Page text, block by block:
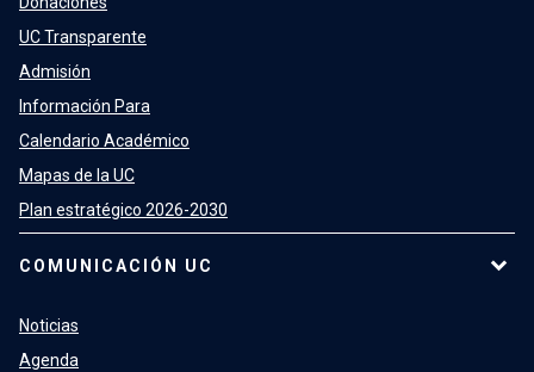
UC Transparente
Admisión
Información Para
Calendario Académico
Mapas de la UC
Plan estratégico 2026-2030
COMUNICACIÓN UC
Noticias
Agenda